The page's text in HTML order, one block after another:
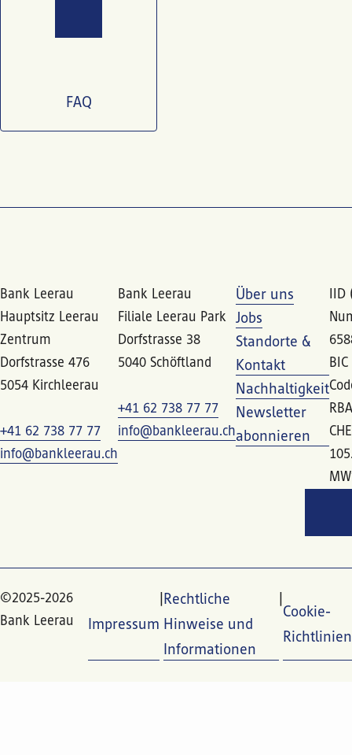
FAQ
Bank Leerau
Hauptsitz Leerau
Zentrum
Dorfstrasse 476
5054 Kirchleerau
+41 62 738 77 77
info@bankleerau.ch
Bank Leerau
Filiale Leerau Park
Dorfstrasse 38
5040 Schöftland
+41 62 738 77 77
info@bankleerau.ch
Über uns
Jobs
Standorte &
Kontakt
Nachhaltigkeit
Newsletter
abonnieren
©2025-2026
Bank Leerau
Impressum
Rechtliche
Hinweise und
Informationen
Cookie-
Richtlinien